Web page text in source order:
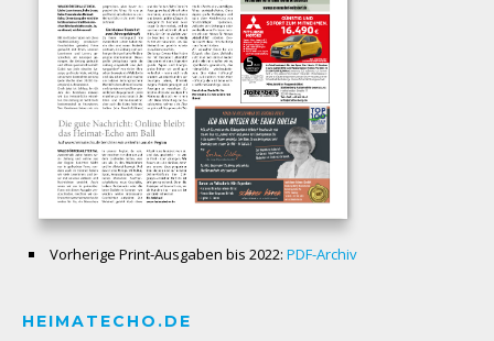
Vorherige Print-Ausgaben bis 2022: PDF-Archiv
HEIMATECHO.DE